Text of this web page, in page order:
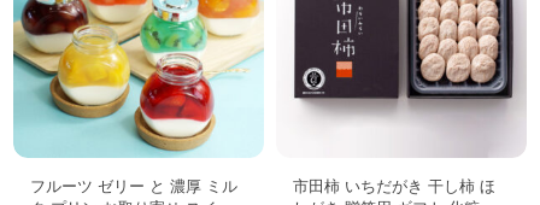
フルーツ ゼリー と 濃厚 ミル
市田柿 いちだがき 干し柿 ほ